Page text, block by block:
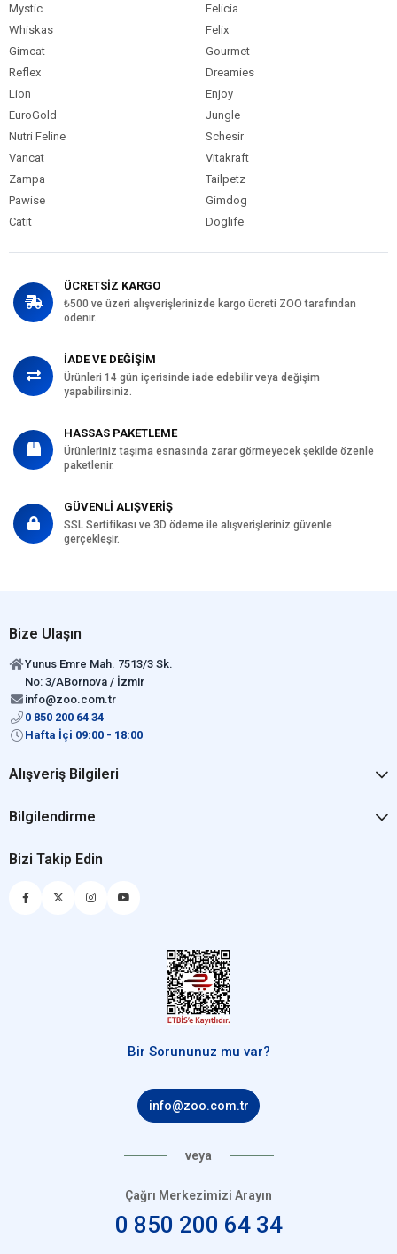
Mystic
Felicia
Whiskas
Felix
Gimcat
Gourmet
Reflex
Dreamies
Lion
Enjoy
EuroGold
Jungle
Nutri Feline
Schesir
Vancat
Vitakraft
Zampa
Tailpetz
Pawise
Gimdog
Catit
Doglife
ÜCRETSİZ KARGO
₺500 ve üzeri alışverişlerinizde kargo ücreti ZOO tarafından
ödenir.
İADE VE DEĞİŞİM
Ürünleri 14 gün içerisinde iade edebilir veya değişim
yapabilirsiniz.
HASSAS PAKETLEME
Ürünleriniz taşıma esnasında zarar görmeyecek şekilde özenle
paketlenir.
GÜVENLİ ALIŞVERİŞ
SSL Sertifikası ve 3D ödeme ile alışverişleriniz güvenle
gerçekleşir.
Bize Ulaşın
Yunus Emre Mah. 7513/3 Sk.
No: 3/ABornova / İzmir
info@zoo.com.tr
0 850 200 64 34
Hafta İçi 09:00 - 18:00
Alışveriş Bilgileri
Bilgilendirme
Bizi Takip Edin
Bir Sorununuz mu var?
info@zoo.com.tr
veya
Çağrı Merkezimizi Arayın
0 850 200 64 34